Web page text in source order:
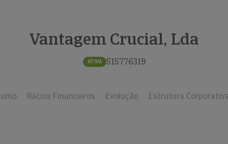
e Monitorização de
| Estudos e
Vantagem Crucial, Lda
ATIVA 515776319
Rácios Financeiros Evolução Estrutura Corporativa